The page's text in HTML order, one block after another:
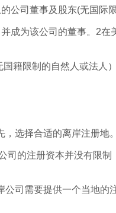
公司董事及股东(无国际
成为该公司的董事。2
籍限制的自然人或法人
选择合适的离岸注册
司的注册资本并没有限
司需要提供一个当地